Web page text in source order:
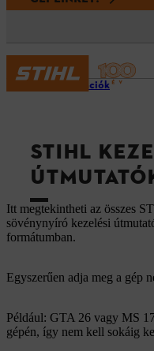
Információk
STIHL
Itt megtekintheti az összes
sövénynyíró kezelési
formátumban.
Egyszerűen adja meg a gép
Például: GTA 26 vagy MS
gépén, így nem kell sokáig